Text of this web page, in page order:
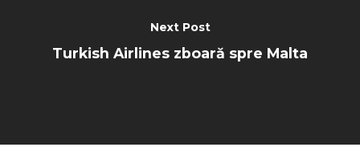
Next Post
Turkish Airlines zboară spre Malta